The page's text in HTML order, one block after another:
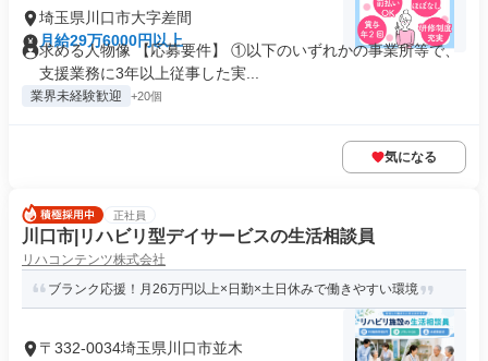
埼玉県川口市大字差間
月給29万6000円以上
求める人物像 【応募要件】 ①以下のいずれかの事業所等で、
支援業務に3年以上従事した実...
業界未経験歓迎 +20個
気になる
正社員
川口市|リハビリ型デイサービスの生活相談員
リハコンテンツ株式会社
ブランク応援！月26万円以上×日勤×土日休みで働きやすい環境
〒332-0034埼玉県川口市並木